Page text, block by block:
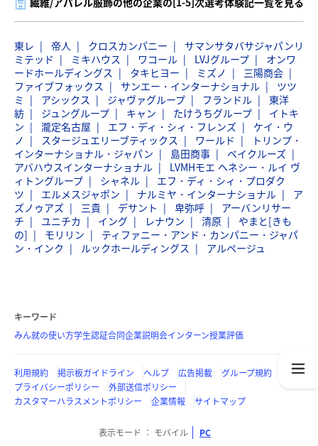
東レ 帝人 クロスカンパニー
サマンサタバサジャパンリ
ミテッド
ミキハウス ワコール LVJグループ
オンワ
ードホールディングス
タキヒヨー ミズノ
三陽商会
ファイブフォックス
サンエー・インターナショナル
ツツ
ミ
アシックス ジャヴァグループ フランドル
東洋
紡
ジュングループ キャン たけうちグループ
イトキ
ン
瀧定名古屋 エフ・ディ・シィ・フレンズ
ケイ・ウ
ノ
スタージュエリーブティックス ワールド
トリンプ・
インターナショナル・ジャパン
島田商事
ベイクルーズ
アバハウスインターナショナル
LVMHモエ ヘネシー・ルイ ヴ
ィトングループ
シャネル
エフ・ディ・シィ・プロダク
ツ
エルメスジャポン ナルミヤ・インターナショナル
ア
ズノゥアズ
三貴 デサント 卑弥呼
アーバンリサー
チ
ユニチカ イング レナウン 清原
やまと[きも
の]
モリリン
ティファニー・アンド・カンパニー・ジャパ
ン・インク
ルックホールディングス アルページュ
キーワード
みん就の使い方学生認証合同企業説明会インターン授業評価
利用規約 掲示板ガイドライン ヘルプ 広告掲載
グループ規約
プライバシーポリシー
外部送信ポリシー
カスタマーハラスメントポリシー
企業情報 サイトマップ
表示モード モバイル PC